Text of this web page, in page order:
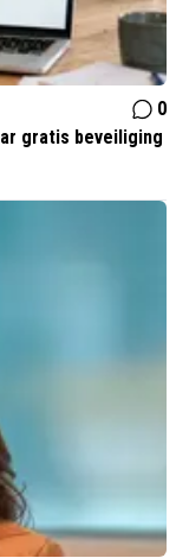
0
gratis beveiliging